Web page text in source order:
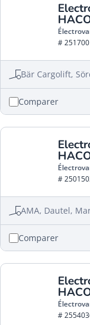
#
Bär Cargolift,
Comparer
#
AMA, Dautel,
Comparer
#